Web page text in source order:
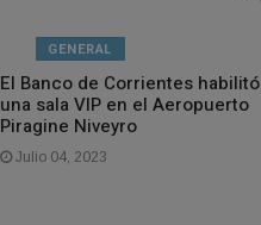
GENERAL
El Banco de Corrientes habilitó
una sala VIP en el Aeropuerto
Piragine Niveyro
Julio 04, 2023